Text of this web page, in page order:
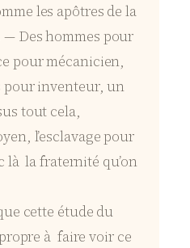
les apôtres de la
Des hommes pour
pour mécanicien,
pour inventeur, un
tout cela,
l’esclavage pour
là la fraternité qu’on
cette étude du
à faire voir ce